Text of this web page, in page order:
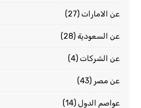
عن الامارات(27)
عن السعودية(28)
عن الشركات(4)
عن مصر (43)
عواصم الدول(14)